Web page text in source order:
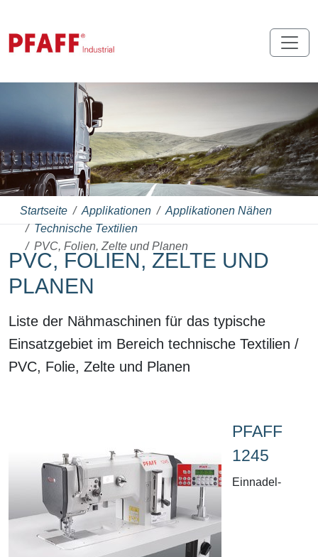
Startseite Applikationen
Applikationen Nähen
Technische Textilien
PVC, Folien, Zelte und Planen
PVC, FOLIEN, ZELTE UND
PLANEN
Liste der Nähmaschinen für das typische
Einsatzgebiet im Bereich technische Textilien /
PVC, Folie, Zelte und Planen
PFAFF
1245
Einnadel-